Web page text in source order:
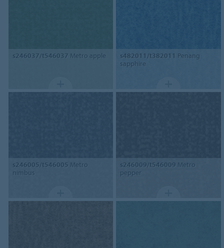
s246037/t546037 Metro apple s482011/t382011 Penang
sapphire
s246005/t546005 Metro
nimbus
s246009/t546009 Metro
pepper